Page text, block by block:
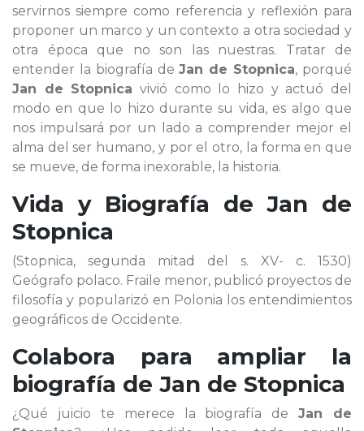
servirnos siempre como referencia y reflexión para
proponer un marco y un contexto a otra sociedad y
otra época que no son las nuestras. Tratar de
entender la biografía deJan de Stopnica, porqué
Jan de Stopnica vivió como lo hizo y actuó del
modo en que lo hizo durante su vida, es algo que
nos impulsará por un lado a comprender mejor el
alma del ser humano, y por el otro, la forma en que
se mueve, de forma inexorable, la historia.
Vida y Biografía deJan de
Stopnica
(Stopnica, segunda mitad del s. XV- c. 1530)
Geógrafo polaco. Fraile menor, publicó proyectos de
filosofía y popularizó en Polonia los entendimientos
geográficos de Occidente.
Colabora para ampliar la
biografía de Jan de Stopnica
¿Qué juicio te merece la biografía deJan de